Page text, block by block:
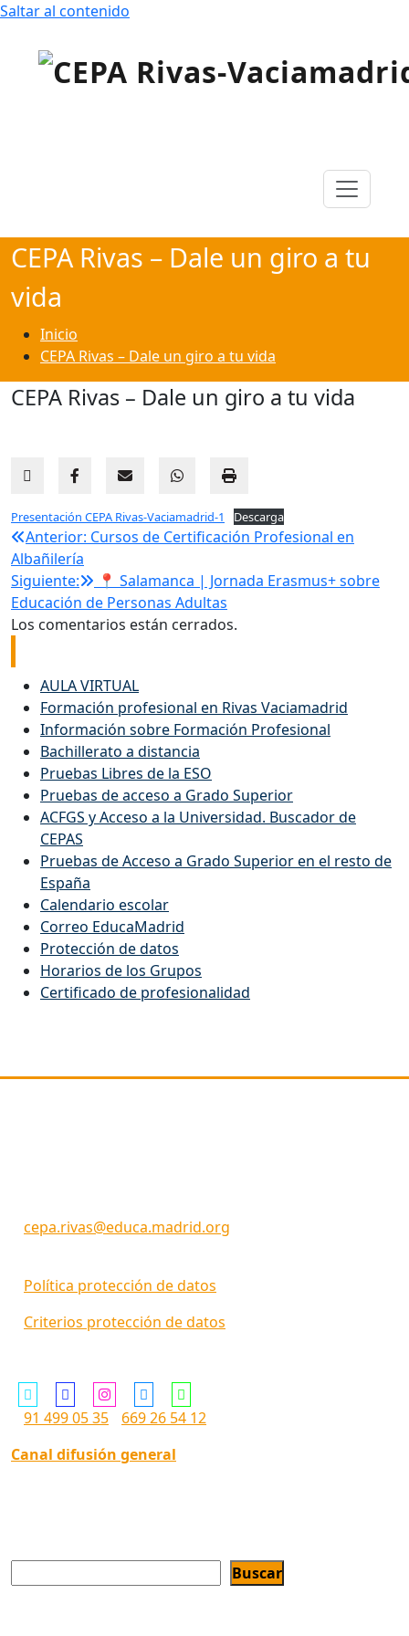
Saltar al contenido
CEPA Rivas – Dale un giro a tu
vida
Inicio
CEPA Rivas – Dale un giro a tu vida
CEPA Rivas – Dale un giro a tu vida
Presentación CEPA Rivas-Vaciamadrid-1 Descarga
Navegación
de
entradas
Anterior: Cursos de Certificación Profesional en
Albañilería
Siguiente:
📍 Salamanca | Jornada Erasmus+ sobre
Educación de Personas Adultas
Los comentarios están cerrados.
AULA VIRTUAL
Formación profesional en Rivas Vaciamadrid
Información sobre Formación Profesional
Bachillerato a distancia
Pruebas Libres de la ESO
Pruebas de acceso a Grado Superior
ACFGS y Acceso a la Universidad. Buscador de
CEPAS
Pruebas de Acceso a Grado Superior en el resto de
España
Calendario escolar
Correo EducaMadrid
Protección de datos
Horarios de los Grupos
Certificado de profesionalidad
cepa.rivas@educa.madrid.org
Política protección de datos
Criterios protección de datos
91 499 05 35
669 26 54 12
Canal difusión general
Buscar